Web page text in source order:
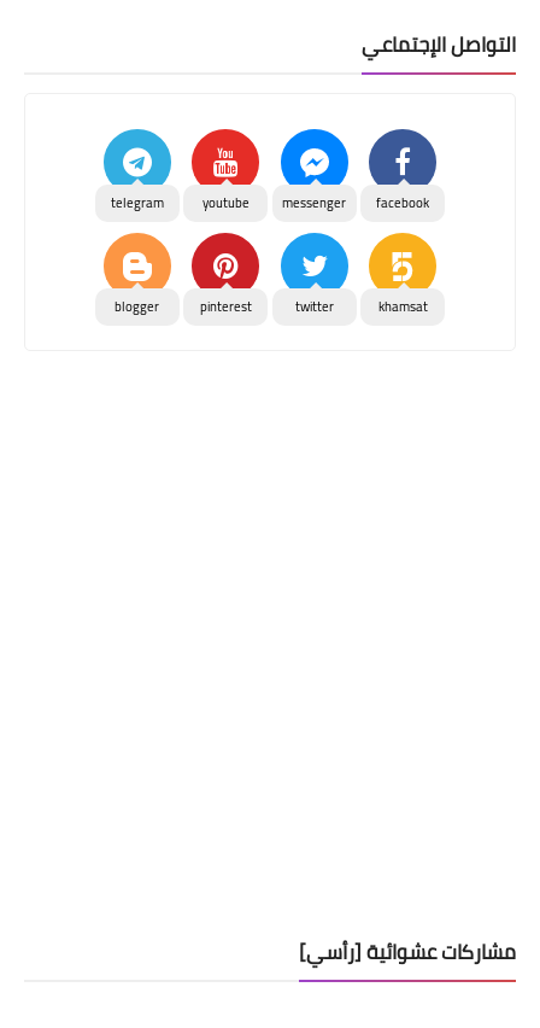
التواصل الإجتماعي
facebook
messenger
youtube
telegram
khamsat
twitter
pinterest
blogger
مشاركات عشوائية [رأسي]